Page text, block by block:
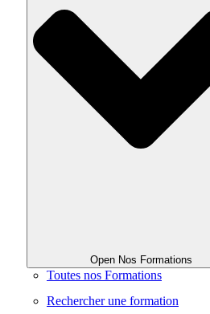
Open Nos Formations
Toutes nos Formations
Rechercher une formation